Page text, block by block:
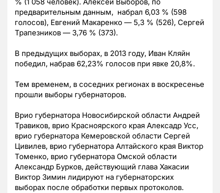
% (1 058 человек). Алексей Выборов, по
предварительным данным, набрал 6,03 % (598
голосов), Евгений Макаренко — 5,3 % (526), Сергей
Трапезников — 3,76 % (373).
В предыдущих выборах, в 2013 году, Иван Кляйн
победил, набрав 62,23% голосов при явке 20,8%.
Тем временем, в соседних регионах в воскресенье
прошли выборы губернаторов.
Врио губернатора Новосибирской области Андрей
Травиков, врио Красноярского края Алексадр Усс,
врио губернатора Кемеровской области Сергей
Цивилев, врио губернатора Алтайского края Виктор
Томенко, врио губернатора Омской области
Александр Бурков, действующий глава Хакасии
Виктор Зимин лидируют на губернаторских
выборах после обработки первых протоколов.